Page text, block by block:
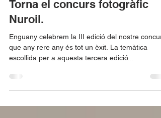
GrupSabaterNuri
23 sept 2020
Torna el concurs fotogràfic
Nuroil.
que any rere any és tot un èxit. La temàtica
escollida per a aquesta tercera edició...